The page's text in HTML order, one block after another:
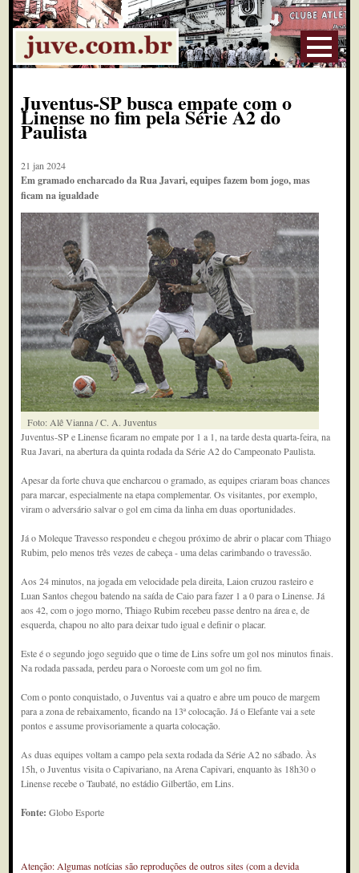
Juventus-SP busca empate com o
Linense no fim pela Série A2 do
Paulista
21 jan 2024
Em gramado encharcado da Rua Javari, equipes fazem bom jogo, mas
ficam na igualdade
Foto: Alê Vianna / C. A. Juventus
Juventus-SP e Linense ficaram no empate por 1 a 1, na tarde desta quarta-feira, na
Rua Javari, na abertura da quinta rodada da Série A2 do Campeonato Paulista.
Apesar da forte chuva que encharcou o gramado, as equipes criaram boas chances
para marcar, especialmente na etapa complementar. Os visitantes, por exemplo,
viram o adversário salvar o gol em cima da linha em duas oportunidades.
Já o Moleque Travesso respondeu e chegou próximo de abrir o placar com Thiago
Rubim, pelo menos três vezes de cabeça - uma delas carimbando o travessão.
Aos 24 minutos, na jogada em velocidade pela direita, Laion cruzou rasteiro e
Luan Santos chegou batendo na saída de Caio para fazer 1 a 0 para o Linense. Já
aos 42, com o jogo morno, Thiago Rubim recebeu passe dentro na área e, de
esquerda, chapou no alto para deixar tudo igual e definir o placar.
Este é o segundo jogo seguido que o time de Lins sofre um gol nos minutos finais.
Na rodada passada, perdeu para o Noroeste com um gol no fim.
Com o ponto conquistado, o Juventus vai a quatro e abre um pouco de margem
para a zona de rebaixamento, ficando na 13ª colocação. Já o Elefante vai a sete
pontos e assume provisoriamente a quarta colocação.
As duas equipes voltam a campo pela sexta rodada da Série A2 no sábado. Às
15h, o Juventus visita o Capivariano, na Arena Capivari, enquanto às 18h30 o
Linense recebe o Taubaté, no estádio Gilbertão, em Lins.
Fonte:Globo Esporte
Atenção: Algumas notícias são reproduções de outros sites (com a devida